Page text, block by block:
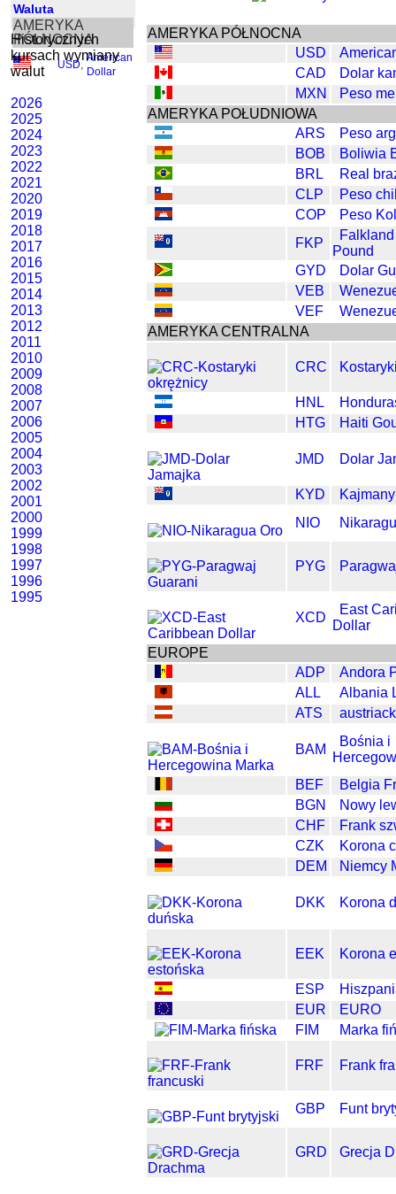
Waluta
AMERYKA
PÓŁNOCNA
USD ,
American
Dollar
Historycznych
kursach wymiany
walut
2026
2025
2024
2023
2022
2021
2020
2019
2018
2017
2016
2015
2014
2013
2012
2011
2010
2009
2008
2007
2006
2005
2004
2003
2002
2001
2000
1999
1998
1997
1996
1995
AMERYKA PÓŁNOCNA
USD
CAD
Dolar
MXN
Peso
AMERYKA POŁUDNIOWA
ARS
Peso
BOB
Boliwia
BRL
Real
CLP
Peso
COP
Peso
FKP
Pound
GYD
Dolar
VEB
VEF
AMERYKA CENTRALNA
CRC
HNL
HTG
Haiti
JMD Dolar
KYD
NIO
PYG
XCD
East
Dollar
EUROPE
ADP
Andora
ALL
Albania
ATS
BAM
Bośnia i
BEF
Belgia
BGN
Nowy
CHF
Frank
CZK
Korona
DEM
Niemcy
DKK Korona
EEK Korona
ESP
EUR
EURO
FIM
Marka
FRF Frank
GBP Funt
GRD Grecja